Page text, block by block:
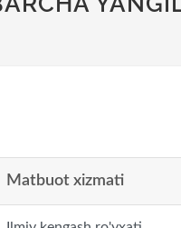
Matbuot xizmati